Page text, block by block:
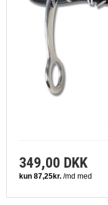
349,00 DKK